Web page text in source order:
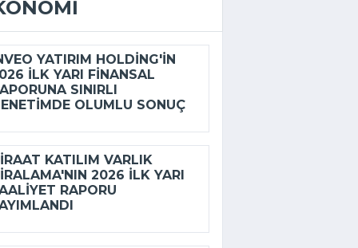
YATIRIM HOLDING'IN
ILK YARI FINANSAL
SINIRLI
OLUMLU SONUÇ
KATILIM VARLIK
2026 ILK YARI
RAPORU